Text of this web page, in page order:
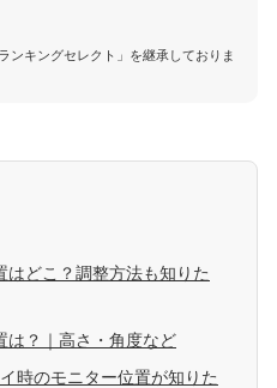
ンキングセレクト」を継承しておりま
はどこ？調整方法も知りた
は？｜高さ・角度など
時のモニター位置が知りた